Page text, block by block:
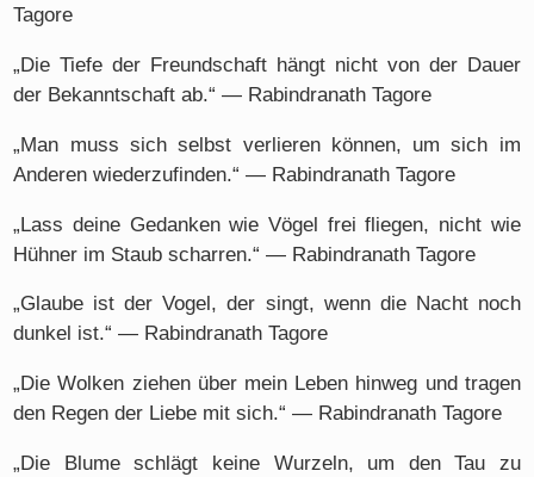
Tagore
„Die Tiefe der Freundschaft hängt nicht von der Dauer
der Bekanntschaft ab.“ — Rabindranath Tagore
„Man muss sich selbst verlieren können, um sich im
Anderen wiederzufinden.“ — Rabindranath Tagore
„Lass deine Gedanken wie Vögel frei fliegen, nicht wie
Hühner im Staub scharren.“ — Rabindranath Tagore
„Glaube ist der Vogel, der singt, wenn die Nacht noch
dunkel ist.“ — Rabindranath Tagore
„Die Wolken ziehen über mein Leben hinweg und tragen
den Regen der Liebe mit sich.“ — Rabindranath Tagore
„Die Blume schlägt keine Wurzeln, um den Tau zu